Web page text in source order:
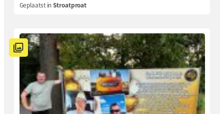
Geplaatst inStroatproat